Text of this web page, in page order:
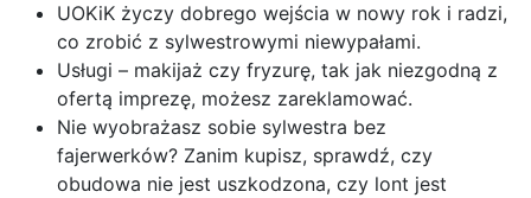
UOKiK życzy dobrego wejścia w nowy rok i radzi,
co zrobić z sylwestrowymi niewypałami.
Usługi – makijaż czy fryzurę, tak jak niezgodną z
ofertą imprezę, możesz zareklamować.
Nie wyobrażasz sobie sylwestra bez
fajerwerków? Zanim kupisz, sprawdź, czy
obudowa nie jest uszkodzona, czy lont jest